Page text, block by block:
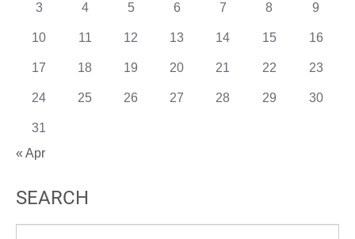
3 4 5 6 7 8 9
10 11 12 13 14 15 16
17 18 19 20 21 22 23
24 25 26 27 28 29 30
31
« Apr
SEARCH